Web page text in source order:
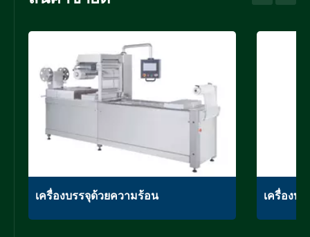
เครื่องบรรจุด้วยความร้อน เครื่องบ